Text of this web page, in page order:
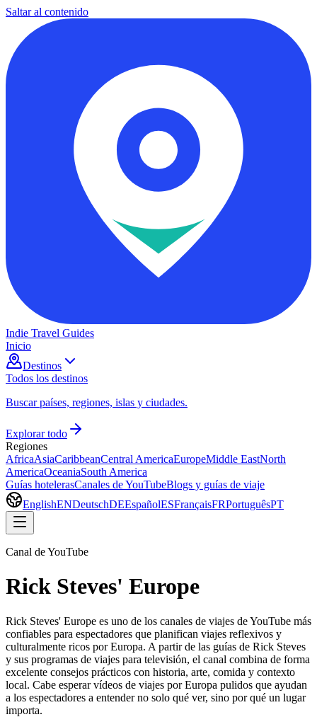
Saltar al contenido
Indie Travel Guides
Inicio
Destinos
Todos los destinos
Buscar países, regiones, islas y ciudades.
Explorar todo
Regiones
AfricaAsiaCaribbeanCentral AmericaEuropeMiddle EastNorth
AmericaOceaniaSouth America
Guías hotelerasCanales de YouTubeBlogs y guías de viaje
EnglishENDeutschDEEspañolESFrançaisFRPortuguêsPT
Canal de YouTube
Rick Steves' Europe
Rick Steves' Europe es uno de los canales de viajes de YouTube más
confiables para espectadores que planifican viajes reflexivos y
culturalmente ricos por Europa. A partir de las guías de Rick Steves
y sus programas de viajes para televisión, el canal combina de forma
excelente consejos prácticos con historia, arte, comida y contexto
local. Cabe esperar vídeos de viajes por Europa pulidos que ayudan
a los espectadores a entender no solo qué ver, sino por qué un lugar
importa.